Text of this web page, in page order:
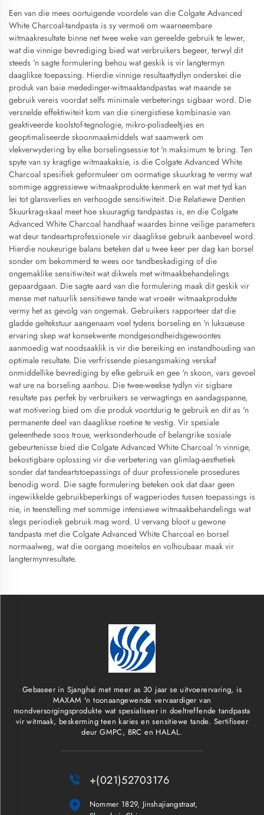
Een van die mees oortuigende voordele van die Colgate Advanced
White Charcoal-tandpasta is sy vermoë om waarneembare
witmaakresultate binne net twee weke van gereelde gebruik te lewer,
wat die vinnige bevrediging bied wat verbruikers begeer, terwyl dit
steeds 'n sagte formulering behou wat geskik is vir langtermyn
daaglikse toepassing. Hierdie vinnige resultaattydlyn onderskei die
produk van baie mededinger-witmaaktandpastas wat maande se
gebruik vereis voordat selfs minimale verbeterings sigbaar word. Die
versnelde effektiwiteit kom van die sinergistiese kombinasie van
geaktiveerde koolstof-tegnologie, mikro-polisdeeltjies en
geoptimaliseerde skoonmaakmiddels wat saamwerk om
vlekverwydering by elke borselingsessie tot 'n maksimum te bring. Ten
spyte van sy kragtige witmaakaksie, is die Colgate Advanced White
Charcoal spesifiek geformuleer om oormatige skuurkrag te vermy wat
sommige aggressiewe witmaakprodukte kenmerk en wat met tyd kan
lei tot glansverlies en verhoogde sensitiwiteit. Die Relatiewe Dentien
Skuurkrag-skaal meet hoe skuuragtig tandpastas is, en die Colgate
Advanced White Charcoal handhaaf waardes binne veilige parameters
wat deur tandeartsprofessionele vir daaglikse gebruik aanbeveel word.
Hierdie noukeurige balans beteken dat u twee keer per dag kan borsel
sonder om bekommerd te wees oor tandbeskadiging of die
ongemaklike sensitiwiteit wat dikwels met witmaakbehandelings
gepaardgaan. Die sagte aard van die formulering maak dit geskik vir
mense met natuurlik sensitiewe tande wat vroeër witmaakprodukte
vermy het as gevolg van ongemak. Gebruikers rapporteer dat die
gladde geltekstuur aangenaam voel tydens borseling en 'n luksueuse
ervaring skep wat konsekwente mondgesondheidsgewoontes
aanmoedig wat noodsaaklik is vir die bereiking en instandhouding van
optimale resultate. Die verfrissende piesangsmaking verskaf
onmiddellike bevrediging by elke gebruik en gee 'n skoon, vars gevoel
wat ure na borseling aanhou. Die twee-weekse tydlyn vir sigbare
resultate pas perfek by verbruikers se verwagtings en aandagspanne,
wat motivering bied om die produk voortdurig te gebruik en dit as 'n
permanente deel van daaglikse roetine te vestig. Vir spesiale
geleenthede soos troue, werksonderhoude of belangrike sosiale
gebeurtenisse bied die Colgate Advanced White Charcoal 'n vinnige,
bekostigbare oplossing vir die verbetering van glimlag-aesthetiek
sonder dat tandeartstoepassings of duur professionele prosedures
benodig word. Die sagte formulering beteken ook dat daar geen
ingewikkelde gebruikbeperkings of wagperiodes tussen toepassings is
nie, in teenstelling met sommige intensiewe witmaakbehandelings wat
slegs periodiek gebruik mag word. U vervang bloot u gewone
tandpasta met die Colgate Advanced White Charcoal en borsel
normaalweg, wat die oorgang moeitelos en volhoubaar maak vir
langtermynresultate.
Gebaseer in Sjanghai met meer as 30 jaar se uitvoerervaring, is
MAXAM 'n toonaangewende vervaardiger van
mondversorgingsprodukte wat spesialiseer in doeltreffende tandpasta
vir witmaak, beskerming teen karies en sensitiewe tande. Sertifiseer
deur GMPC, BRC en HALAL.
 +(021)52703176

Nommer 1829, Jinshajiangstraat,